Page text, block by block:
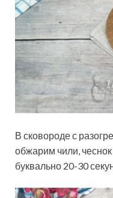
В сковороде с
обжарим чили, чеснок
буквально 20-30